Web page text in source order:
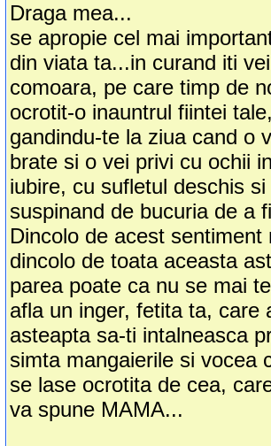
Draga mea...
se apropie cel mai
din viata ta...in curand iti
comoara, pe care timp de
ocrotit-o inauntrul fiintei
gandindu-te la ziua cand o
brate si o vei privi cu ochii
iubire, cu sufletul deschis
suspinand de bucuria de a fi
Dincolo de acest sentiment
dincolo de toata aceasta
parea poate ca nu se mai
afla un inger, fetita ta, care
asteapta sa-ti intalneasca
simta mangaierile si vocea
se lase ocrotita de cea,
va spune MAMA...